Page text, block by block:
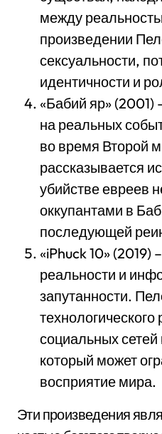
между
произведении
сексуальности,
идентичности и
«Бабий яр»
на реальных
во время Второй
рассказывается
убийстве евреев
оккупантами в
последующей
«iPhuck 10»
реальности и
запутанности.
социальных
который может
восприятие мира.
Эти произведения